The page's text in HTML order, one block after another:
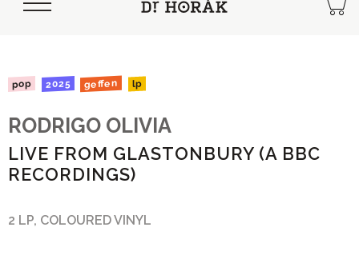
pop 2025 geffen lp
RODRIGO OLIVIA
LIVE FROM GLASTONBURY (A BBC
RECORDINGS)
2 LP, COLOURED VINYL